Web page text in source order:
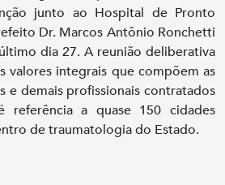
junto ao Hospital de Pronto
Dr. Marcos Antônio Ronchetti
dia 27. A reunião deliberativa
valores integrais que compõem as
e demais profissionais contratados
referência a quase 150 cidades
de traumatologia do Estado.